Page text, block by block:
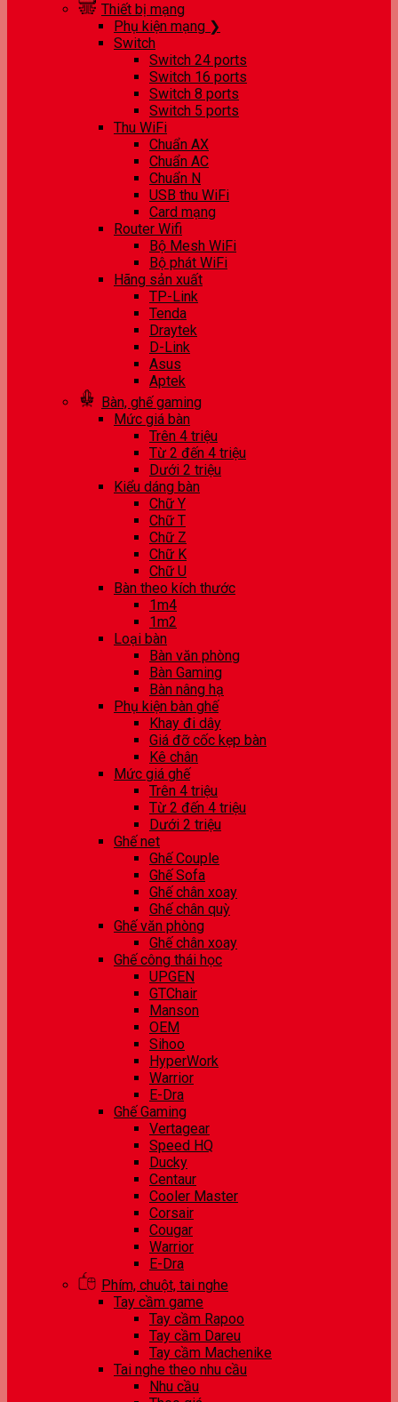
Thiết bị mạng
Phụ kiện mạng ❯
Switch
Switch 24 ports
Switch 16 ports
Switch 8 ports
Switch 5 ports
Thu WiFi
Chuẩn AX
Chuẩn AC
Chuẩn N
USB thu WiFi
Card mạng
Router Wifi
Bộ Mesh WiFi
Bộ phát WiFi
Hãng sản xuất
TP-Link
Tenda
Draytek
D-Link
Asus
Aptek
Bàn, ghế gaming
Mức giá bàn
Trên 4 triệu
Từ 2 đến 4 triệu
Dưới 2 triệu
Kiểu dáng bàn
Chữ Y
Chữ T
Chữ Z
Chữ K
Chữ U
Bàn theo kích thước
1m4
1m2
Loại bàn
Bàn văn phòng
Bàn Gaming
Bàn nâng hạ
Phụ kiện bàn ghế
Khay đi dây
Giá đỡ cốc kẹp bàn
Kê chân
Mức giá ghế
Trên 4 triệu
Từ 2 đến 4 triệu
Dưới 2 triệu
Ghế net
Ghế Couple
Ghế Sofa
Ghế chân xoay
Ghế chân quỳ
Ghế văn phòng
Ghế chân xoay
Ghế công thái học
UPGEN
GTChair
Manson
OEM
Sihoo
HyperWork
Warrior
E-Dra
Ghế Gaming
Vertagear
Speed HQ
Ducky
Centaur
Cooler Master
Corsair
Cougar
Warrior
E-Dra
Phím, chuột, tai nghe
Tay cầm game
Tay cầm Rapoo
Tay cầm Dareu
Tay cầm Machenike
Tai nghe theo nhu cầu
Nhu cầu